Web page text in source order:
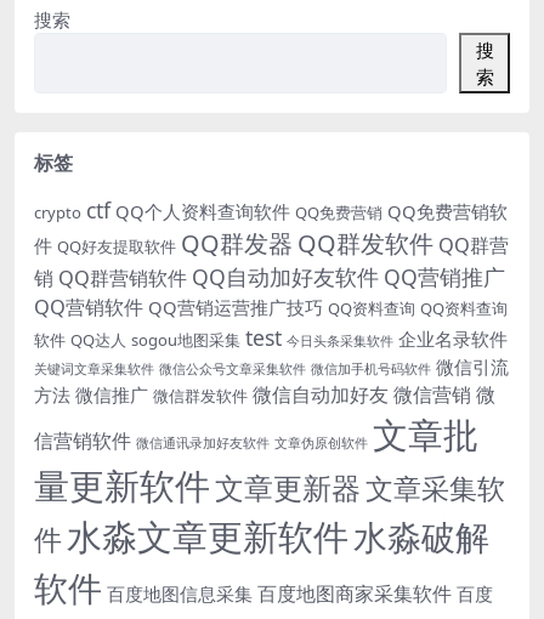
搜索
搜
索
标签
crypto ctf QQ个人资料查询软件 QQ免费营销 QQ免费营销软
件 QQ好友提取软件 QQ群发器 QQ群发软件 QQ群营
销 QQ群营销软件 QQ自动加好友软件 QQ营销推广
QQ营销软件 QQ营销运营推广技巧 QQ资料查询 QQ资料查询
软件 QQ达人 sogou地图采集 test 今日头条采集软件 企业名录软件
关键词文章采集软件 微信公众号文章采集软件 微信加手机号码软件 微信引流
方法 微信推广 微信群发软件 微信自动加好友 微信营销 微
信营销软件 微信通讯录加好友软件 文章伪原创软件 文章批
量更新软件文章更新器文章采集软
件水淼文章更新软件水淼破解
软件 百度地图信息采集 百度地图商家采集软件 百度